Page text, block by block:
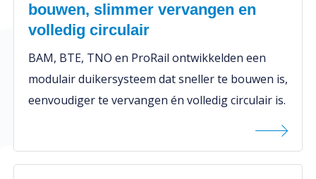
bouwen, slimmer vervangen en
volledig circulair
BAM, BTE, TNO en ProRail ontwikkelden een
modulair duikersysteem dat sneller te bouwen is,
eenvoudiger te vervangen én volledig circulair is.